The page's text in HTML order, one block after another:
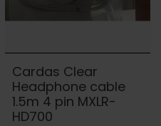
Cardas Clear
Headphone cable
1.5m 4 pin MXLR-
HD700